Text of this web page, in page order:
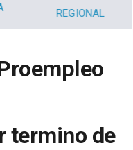
REGIONAL
termino de